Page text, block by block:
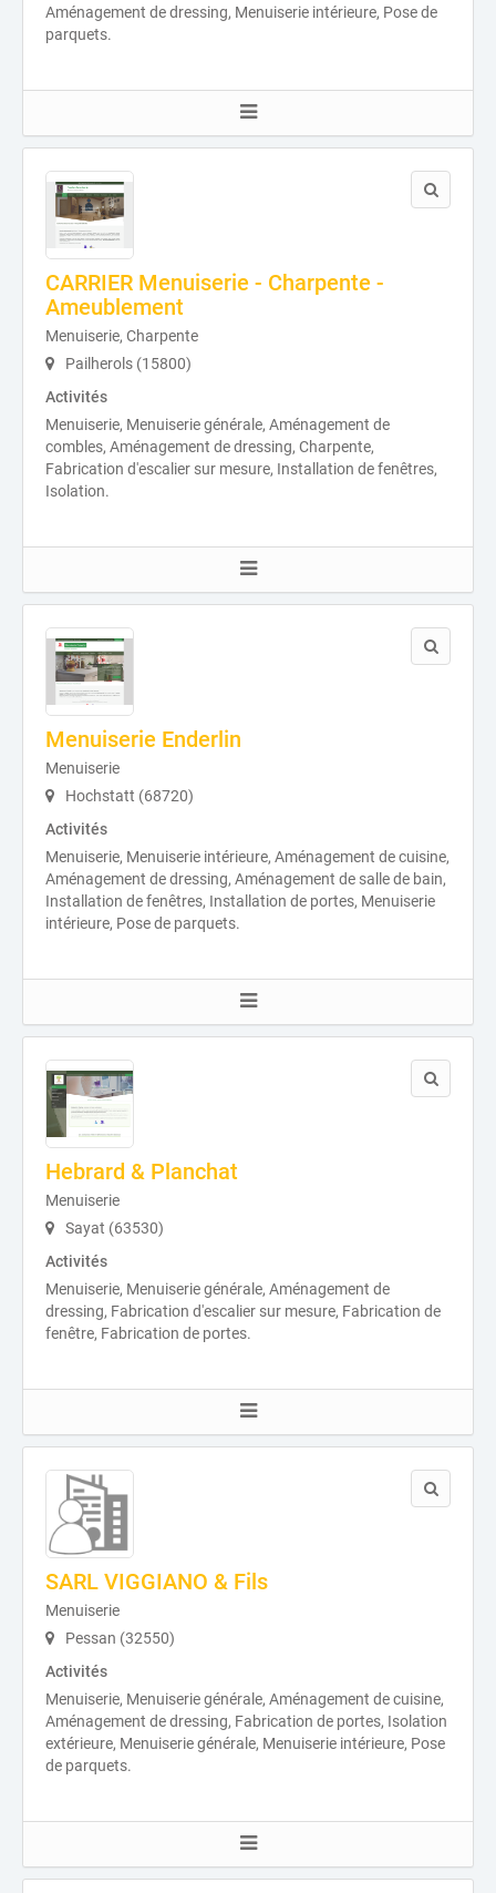
Aménagement de dressing, Menuiserie intérieure, Pose de
parquets.
CARRIER Menuiserie - Charpente -
Ameublement
Menuiserie, Charpente
Pailherols (15800)
Activités
Menuiserie, Menuiserie générale, Aménagement de
combles, Aménagement de dressing, Charpente,
Fabrication d'escalier sur mesure, Installation de fenêtres,
Isolation.
Menuiserie Enderlin
Menuiserie
Hochstatt (68720)
Activités
Menuiserie, Menuiserie intérieure, Aménagement de cuisine,
Aménagement de dressing, Aménagement de salle de bain,
Installation de fenêtres, Installation de portes, Menuiserie
intérieure, Pose de parquets.
Hebrard & Planchat
Menuiserie
Sayat (63530)
Activités
Menuiserie, Menuiserie générale, Aménagement de
dressing, Fabrication d'escalier sur mesure, Fabrication de
fenêtre, Fabrication de portes.
SARL VIGGIANO & Fils
Menuiserie
Pessan (32550)
Activités
Menuiserie, Menuiserie générale, Aménagement de cuisine,
Aménagement de dressing, Fabrication de portes, Isolation
extérieure, Menuiserie générale, Menuiserie intérieure, Pose
de parquets.